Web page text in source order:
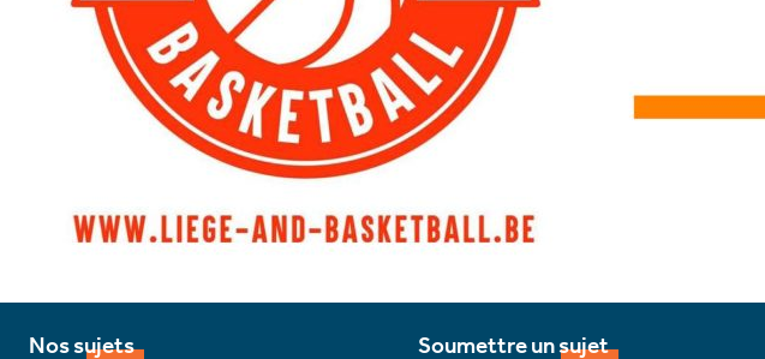
Nos sujets Soumettre un sujet